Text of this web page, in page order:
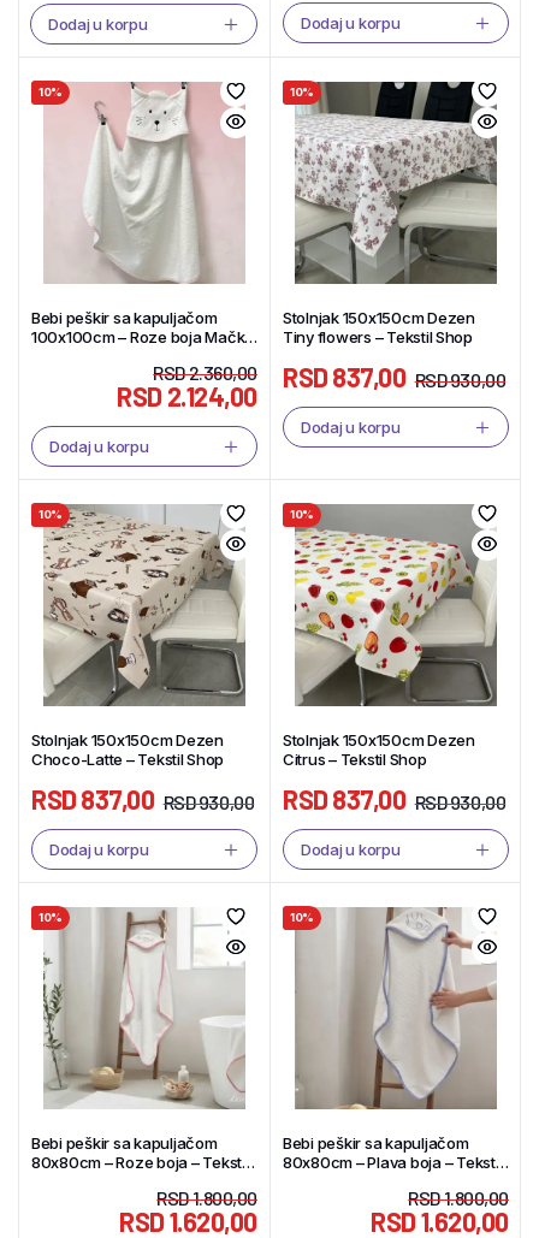
Dodaj u korpu Dodaj u korpu
10%
Bebi peškir sa kapuljačom
100x100cm – Roze boja Mačka
RSD2.360,00
RSD2.124,00
Dodaj u korpu
10%
Stolnjak 150x150cm Dezen
Tiny flowers – Tekstil Shop
RSD930,00
RSD837,00
Dodaj u korpu
10%
Stolnjak 150x150cm Dezen
Choco-Latte – Tekstil Shop
RSD930,00
RSD837,00
Dodaj u korpu
10%
Stolnjak 150x150cm Dezen
Citrus – Tekstil Shop
RSD930,00
RSD837,00
Dodaj u korpu
10%
Bebi peškir sa kapuljačom
80x80cm – Roze boja – Tekstil
RSD1.800,00
RSD1.620,00
10%
Bebi peškir sa kapuljačom
80x80cm – Plava boja – Tekstil
RSD1.800,00
RSD1.620,00